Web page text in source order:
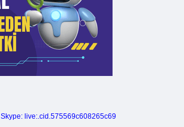
Skype: live:.cid.575569c608265c69